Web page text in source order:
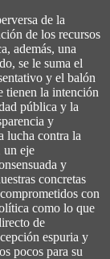
de la
de los recursos
además, una
se le suma el
y el balón
tienen la intención
pública y la
y
lucha contra la
un eje
y
concretas
con
como lo que
de
espuria y
pocos para su